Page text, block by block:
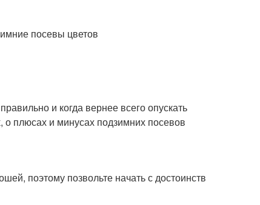
и когда вернее всего опускать
о плюсах и минусах подзимних посевов
поэтому позвольте начать с достоинств